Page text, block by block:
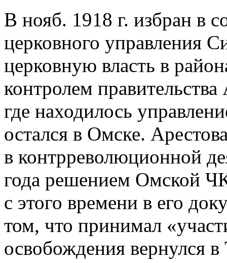
В нояб. 1918 г. избран в
церковного управления
церковную власть в
контролем
где находилось
остался в Омске.
в контрреволюционной
года решением Омской
с этого времени в его
том, что принимал
освобождения вернулся